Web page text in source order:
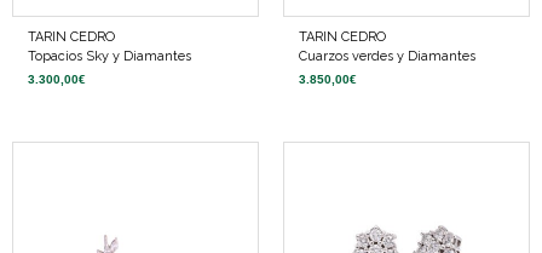
TARIN CEDRO
Topacios Sky y Diamantes
3.300,00€
TARIN CEDRO
Cuarzos verdes y Diamantes
3.850,00€